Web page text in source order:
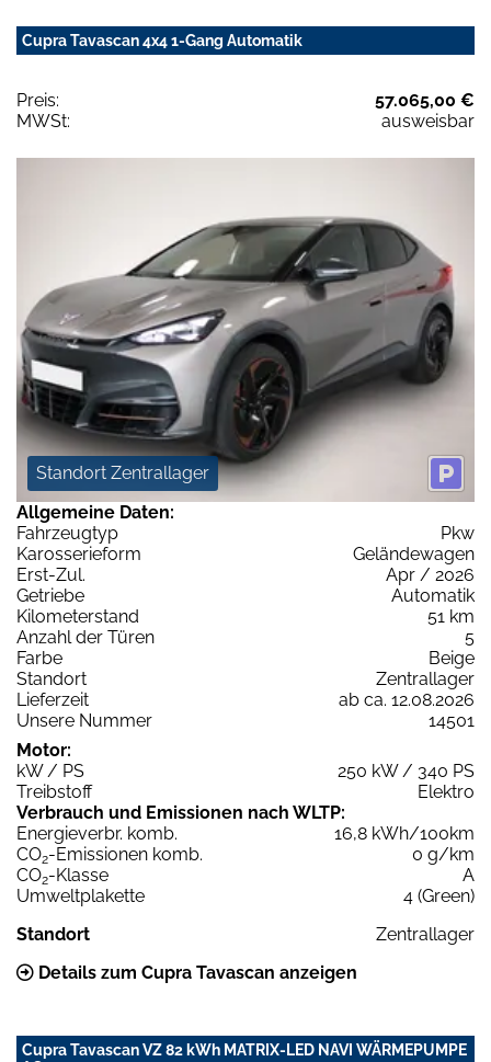
Cupra Tavascan 4x4 1-Gang Automatik
Preis:
57.065,00 €
MWSt:
ausweisbar
Standort Zentrallager
Allgemeine Daten:
Fahrzeugtyp
Pkw
Karosserieform
Geländewagen
Erst-Zul.
Apr / 2026
Getriebe
Automatik
Kilometerstand
51 km
Anzahl der Türen
5
Farbe
Beige
Standort
Zentrallager
Lieferzeit
ab ca. 12.08.2026
Unsere Nummer
14501
Motor:
kW / PS
250 kW / 340 PS
Treibstoff
Elektro
Verbrauch und Emissionen nach WLTP:
Energieverbr. komb.
16,8 kWh/100km
CO2-Emissionen komb.
0 g/km
CO2-Klasse
A
Umweltplakette
4 (Green)
Standort
Zentrallager
Details zum Cupra Tavascan anzeigen
Cupra Tavascan VZ 82 kWh MATRIX-LED NAVI WÄRMEPUMPE